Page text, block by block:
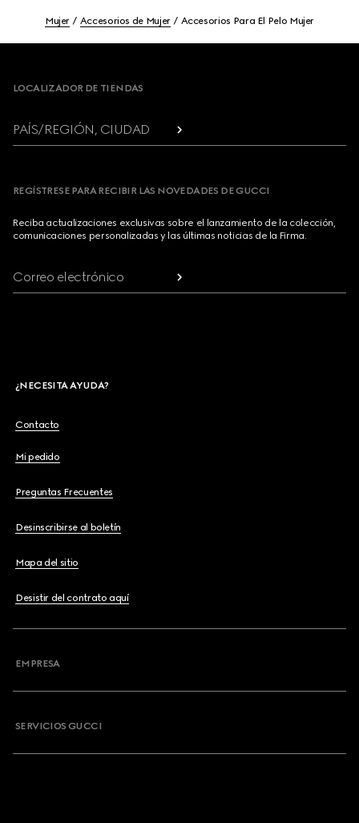
Mujer Accesorios de Mujer Accesorios Para El Pelo Mujer
LOCALIZADOR DE TIENDAS
PAÍS/REGIÓN, CIUDAD
REGÍSTRESE PARA RECIBIR LAS NOVEDADES DE GUCCI
Reciba actualizaciones exclusivas sobre el lanzamiento de la colección,
comunicaciones personalizadas y las últimas noticias de la Firma.
Correo electrónico
¿NECESITA AYUDA?
Contacto
Mi pedido
Preguntas Frecuentes
Desinscribirse al boletín
Mapa del sitio
Desistir del contrato aquí
EMPRESA
SERVICIOS GUCCI